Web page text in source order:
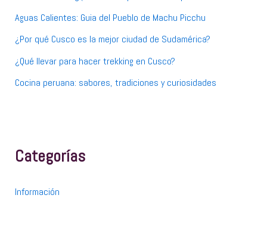
Aguas Calientes: Guia del Pueblo de Machu Picchu
¿Por qué Cusco es la mejor ciudad de Sudamérica?
¿Qué llevar para hacer trekking en Cusco?
Cocina peruana: sabores, tradiciones y curiosidades
Categorías
Información